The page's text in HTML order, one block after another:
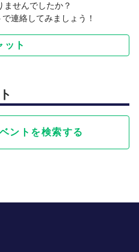
ませんでしたか？
連絡してみましょう！
ット
ントを検索する